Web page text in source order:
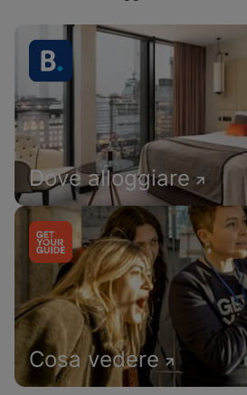
Dove alloggiare
Cosa vedere